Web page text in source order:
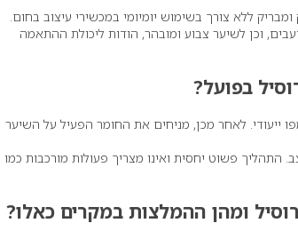
ללא צורך בשימוש יומיומי במכשירי עיצוב בחום.
וכן לשיער צבוע ומובהר, הודות ליכולת ההתאמה
בפועל?
ייעודי. לאחר מכן, מניחים את החומר הפעיל על השיער
התהליך פשוט יחסית ואינו מצריך פעולות מורכבות כמו
ומהן ההמלצות במקרים כאלו?